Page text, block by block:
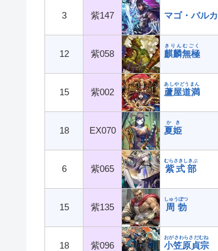
3 紫147 マゴ・バルカ
12 紫058 麒麟無極
きりんむごく
15 紫002 蘆屋道満
あしやどうまん
18 EX070 夏姫
かき
6 紫065 紫式部
むらさきしきぶ
15 紫135 周勃
しゅうぼつ
18 紫096 小笠原貞宗
おがさわらさだむね